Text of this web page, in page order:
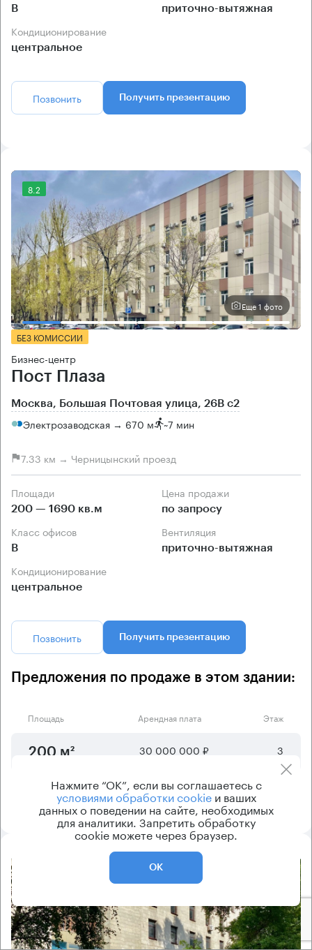
B приточно-вытяжная
Кондиционирование
центральное
Позвонить Получить презентацию
8.2
Еще 1 фото
БЕЗ КОМИССИИ
Бизнес-центр
Пост Плаза
Москва, Большая Почтовая улица, 26В с2
Электрозаводская → 670 м ~7 мин
7.33 км → Черницынский проезд
Площади
200 — 1690 кв.м
Цена продажи
по запросу
Класс офисов
B
Вентиляция
приточно-вытяжная
Кондиционирование
центральное
Позвонить Получить презентацию
Предложения по продаже в этом здании:
Площадь Арендная плата Этаж
200 м² 30 000 000 ₽ 3
1690 м² 300 000 350 ₽
Нажмите “ОК”, если вы соглашаетесь с
условиями обработки cookieи ваших
данных о поведении на сайте, необходимых
для аналитики. Запретить обработку
cookie можете через браузер.
ОК